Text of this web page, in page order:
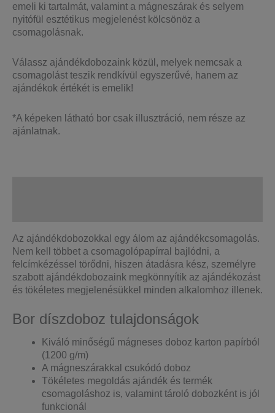
emeli ki tartalmát, valamint a mágneszárak és selyem
nyitófül esztétikus megjelenést kölcsönöz a
csomagolásnak.
Válassz ajándékdobozaink közül, melyek nemcsak a
csomagolást teszik rendkívül egyszerűvé, hanem az
ajándékok értékét is emelik!
*A képeken látható bor csak illusztráció, nem része az
ajánlatnak.
Az ajándékdobozokkal egy álom az ajándékcsomagolás.
Nem kell többet a csomagolópapírral bajlódni, a
felcímkézéssel törődni, hiszen átadásra kész, személyre
szabott ajándékdobozaink megkönnyítik az ajándékozást
és tökéletes megjelenésükkel minden alkalomhoz illenek.
Bor díszdoboz tulajdonságok
Kiváló minőségű mágneses doboz karton papírból
(1200 g/m)
A mágneszárakkal csukódó doboz
Tökéletes megoldás ajándék és termék
csomagoláshoz is, valamint tároló dobozként is jól
funkcionál